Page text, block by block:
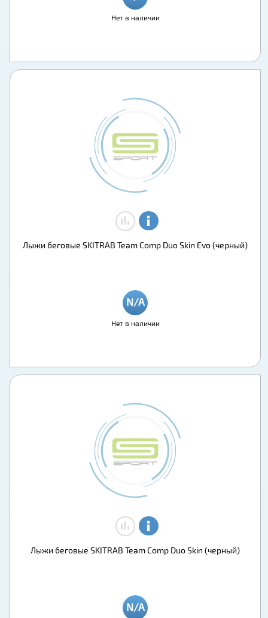
Нет в наличии
Лыжи беговые SKITRAB Team Comp Duo Skin Evo (черный)
Нет в наличии
Лыжи беговые SKITRAB Team Comp Duo Skin (черный)